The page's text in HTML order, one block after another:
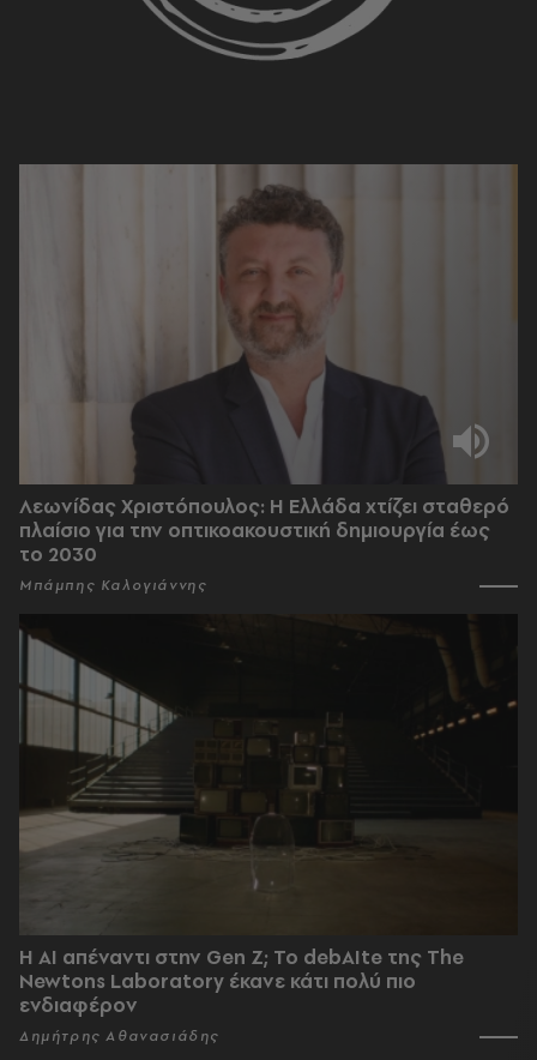
Λεωνίδας Χριστόπουλος: Η Ελλάδα χτίζει σταθερό
πλαίσιο για την οπτικοακουστική δημιουργία έως
το 2030
Μπάμπης Καλογιάννης
Η AI απέναντι στην Gen Z; Το debAIte της The
Newtons Laboratory έκανε κάτι πολύ πιο
ενδιαφέρον
Δημήτρης Αθανασιάδης